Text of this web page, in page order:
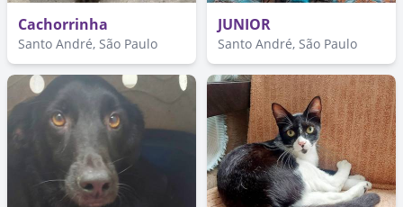
Cachorrinha
Santo André, São Paulo
JUNIOR
Santo André, São Paulo